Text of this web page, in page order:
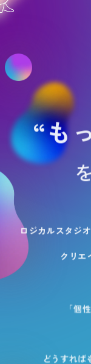
“も
ロジカルスタジ
クリエ
「個
どうすれば